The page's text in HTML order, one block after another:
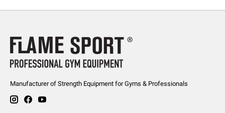
Manufacturer of Strength Equipment for Gyms & Professionals